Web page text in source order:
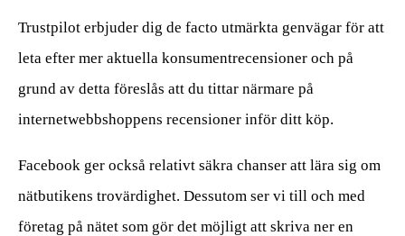
Trustpilot erbjuder dig de facto utmärkta genvägar för att
leta efter mer aktuella konsumentrecensioner och på
grund av detta föreslås att du tittar närmare på
internetwebbshoppens recensioner inför ditt köp.
Facebook ger också relativt säkra chanser att lära sig om
nätbutikens trovärdighet. Dessutom ser vi till och med
företag på nätet som gör det möjligt att skriva ner en